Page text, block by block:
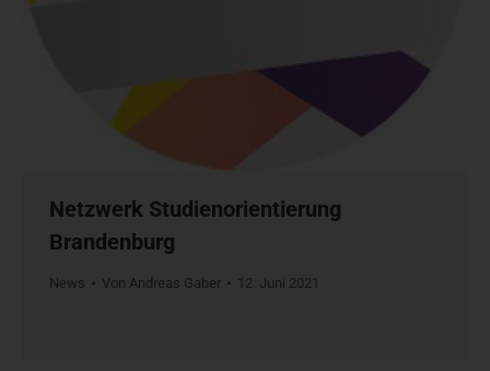
Netzwerk Studienorientierung
Brandenburg
News Von Andreas Gaber 12. Juni 2021